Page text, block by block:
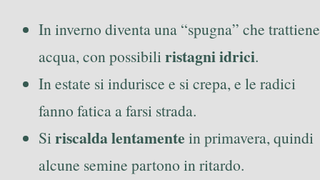
In inverno diventa una “spugna” che trattiene
acqua, con possibili ristagni idrici.
In estate si indurisce e si crepa, e le radici
fanno fatica a farsi strada.
Si riscalda lentamente in primavera, quindi
alcune semine partono in ritardo.